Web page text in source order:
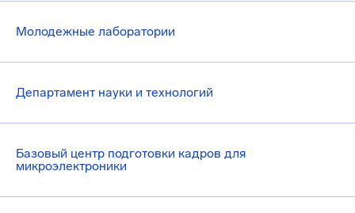
Молодежные лаборатории
Департамент науки и технологий
Базовый центр подготовки кадров для
микроэлектроники